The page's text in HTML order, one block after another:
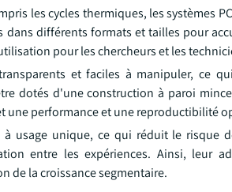
les cycles thermiques, les systèmes
dans différents formats et tailles pour
pour les chercheurs et les
et faciles à manipuler, ce
dotés d'une construction à paroi
performance et une reproductibilité
usage unique, ce qui réduit le risque
entre les expériences. Ainsi, leur
de la croissance segmentaire.